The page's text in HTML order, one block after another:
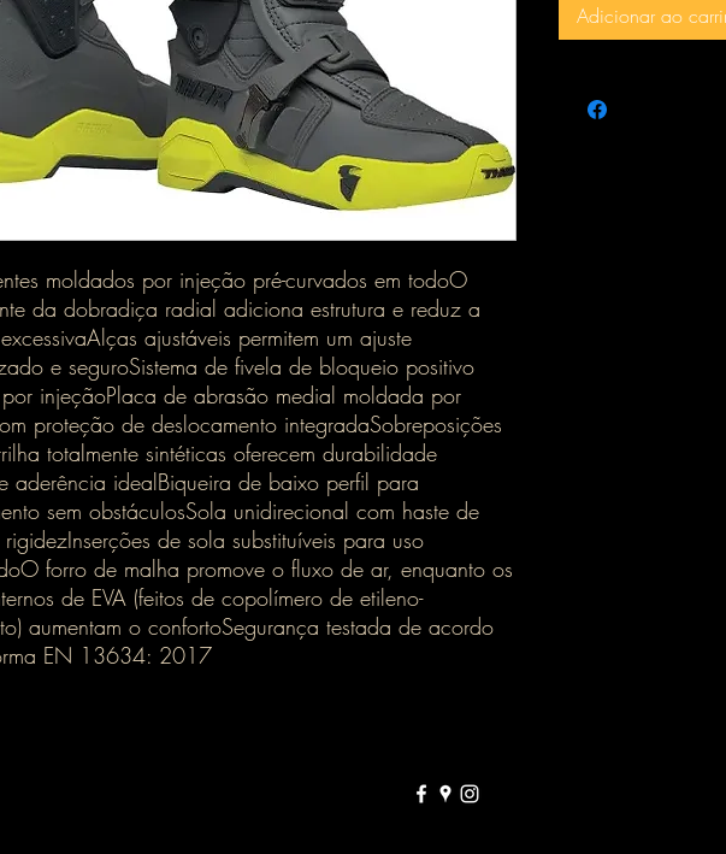
moldados por injeção pré-curvados em todoO
da dobradiça radial adiciona estrutura e reduz a
ajustáveis permitem um ajuste
e seguroSistema de fivela de bloqueio positivo
injeçãoPlaca de abrasão medial moldada por
proteção de deslocamento integradaSobreposições
totalmente sintéticas oferecem durabilidade
aderência idealBiqueira de baixo perfil para
sem obstáculosSola unidirecional com haste de
de sola substituíveis para uso
forro de malha promove o fluxo de ar, enquanto os
de EVA (feitos de copolímero de etileno-
aumentam o confortoSegurança testada de acordo
EN 13634: 2017
Adicionar ao